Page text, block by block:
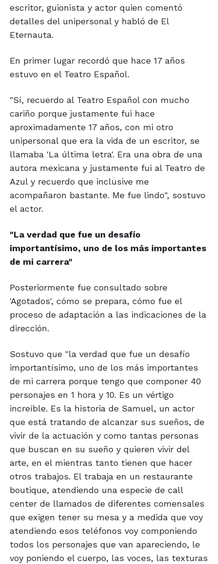
escritor, guionista y actor quien comentó
detalles del unipersonal y habló de El
Eternauta.
En primer lugar recordó que hace 17 años
estuvo en el Teatro Español.
"Sí, recuerdo al Teatro Español con mucho
cariño porque justamente fui hace
aproximadamente 17 años, con mi otro
unipersonal que era la vida de un escritor, se
llamaba 'La última letra'. Era una obra de una
autora mexicana y justamente fui al Teatro de
Azul y recuerdo que inclusive me
acompañaron bastante. Me fue lindo", sostuvo
el actor.
"La verdad que fue un desafío
importantísimo, uno de los más importantes
de mi carrera"
Posteriormente fue consultado sobre
'Agotados', cómo se prepara, cómo fue el
proceso de adaptación a las indicaciones de la
dirección.
Sostuvo que "la verdad que fue un desafío
importantísimo, uno de los más importantes
de mi carrera porque tengo que componer 40
personajes en 1 hora y 10. Es un vértigo
increíble. Es la historia de Samuel, un actor
que está tratando de alcanzar sus sueños, de
vivir de la actuación y como tantas personas
que buscan en su sueño y quieren vivir del
arte, en el mientras tanto tienen que hacer
otros trabajos. El trabaja en un restaurante
boutique, atendiendo una especie de call
center de llamados de diferentes comensales
que exigen tener su mesa y a medida que voy
atendiendo esos teléfonos voy componiendo
todos los personajes que van apareciendo, le
voy poniendo el cuerpo, las voces, las texturas